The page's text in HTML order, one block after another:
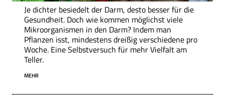
Je dichter besiedelt der Darm, desto besser für die
Gesundheit. Doch wie kommen möglichst viele
Mikroorganismen in den Darm? Indem man
Pflanzen isst, mindestens dreißig verschiedene pro
Woche. Eine Selbstversuch für mehr Vielfalt am
Teller.
MEHR